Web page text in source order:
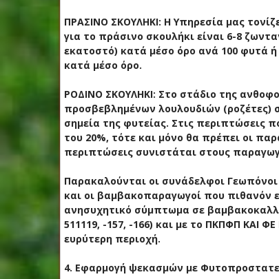
ΠΡΑΣΙΝΟ ΣΚΟΥΛΗΚΙ: Η Υπηρεσία μας
για το πράσινο σκουλήκι είναι 6-8
εκατοστό) κατά μέσο όρο ανά 100 φυτά
κατά μέσο όρο.
ΡΟΔΙΝΟ ΣΚΟΥΛΗΚΙ: Στο στάδιο της
προσβεβλημένων λουλουδιών (ροζέτες)
σημεία της φυτείας. Στις
του 20%, τότε και μόνο θα πρέπει οι
περιπτώσεις συνιστάται στους
Παρακαλούνται οι συνάδελφοι
και οι βαμβακοπαραγωγοί που πιθανόν
ανησυχητικό σύμπτωμα σε
511119, -157, -166) και με το ΠΚΠΦΠ ΚΑΙ
ευρύτερη περιοχή.
4. Εφαρμογή ψεκασμών με